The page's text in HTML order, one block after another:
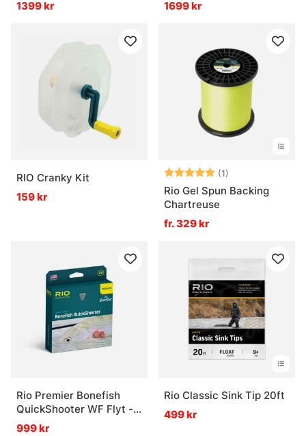
1399 kr
1699 kr
RIO Cranky Kit
159 kr
Betyg: (1)
Rio Gel Spun Backing
Chartreuse
fr. 329 kr
Rio Premier Bonefish
QuickShooter WF Flyt -
#5
999 kr
Rio Classic Sink Tip 20ft
499 kr